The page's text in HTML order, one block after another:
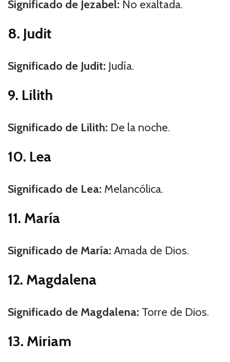
Significado de Jezabel: No exaltada.
8. Judit
Significado de Judit: Judía.
9. Lilith
Significado de Lilith: De la noche.
10. Lea
Significado de Lea: Melancólica.
11. María
Significado de María:Amada de Dios.
12. Magdalena
Significado de Magdalena: Torre de Dios.
13. Miriam